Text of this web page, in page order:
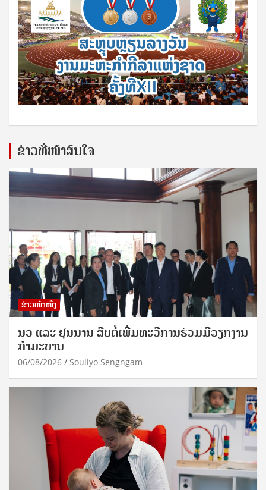
ຂ່າວທີ່ໜ້າສົນໃຈ
ຂ່າວໜ້າໜຶ່ງ
ນວ ແລະ ຢຸນນານ ສືບຕໍ່ເພີ່ມທະວີການຮ່ວມມືວຽກງານ
ກຳມະບານ
06/08/2026 Souliyo Sengngam